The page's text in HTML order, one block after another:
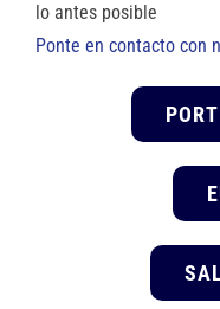
lo antes posible
Ponte en contacto con